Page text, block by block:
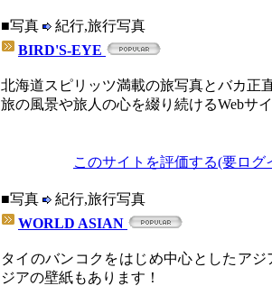
■写真
紀行,旅行写真
BIRD'S-EYE
北海道スピリッツ満載の旅写真とバカ正
旅の風景や旅人の心を綴り続けるWebサ
このサイトを評価する(要ログ
■写真
紀行,旅行写真
WORLD ASIAN
タイのバンコクをはじめ中心としたア
ジアの壁紙もあります！